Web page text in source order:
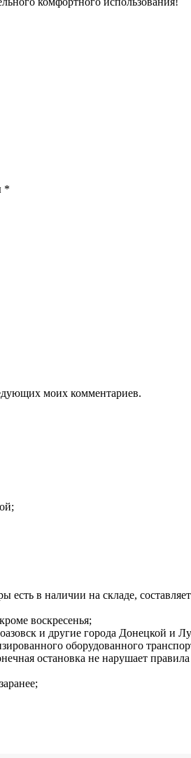
*
моих комментариев.
есть в наличии на складе,
воскресенья;
и другие города Донецкой и
оборудованного
остановка не нарушает